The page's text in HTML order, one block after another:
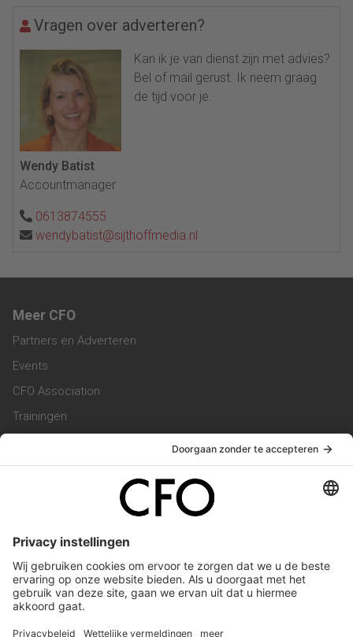
Vragen over adverteren?
Kan ik je van dienst zijn met advies?
Bel of mail gerust. Ik neem graag
de tijd voor je.
Wendy Batist
Accountmanager
0613874555
wendybatist@sijthoffmedia.nl
Meer CFO
Partners en Adverteren
Events
CFO Association
Trainingen
Vacatures
Service & Contact
Werken bij ons
Privacy Statement
Algemene Voorwaarden